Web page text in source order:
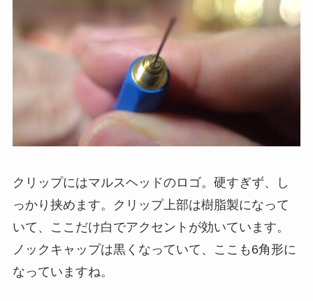
クリップにはマルスヘッドのロゴ。硬すぎず、し
っかり挟めます。クリップ上部は樹脂製になって
いて、ここだけ白でアクセントが効いています。
ノックキャップは黒くなっていて、ここも6角形に
なっていますね。